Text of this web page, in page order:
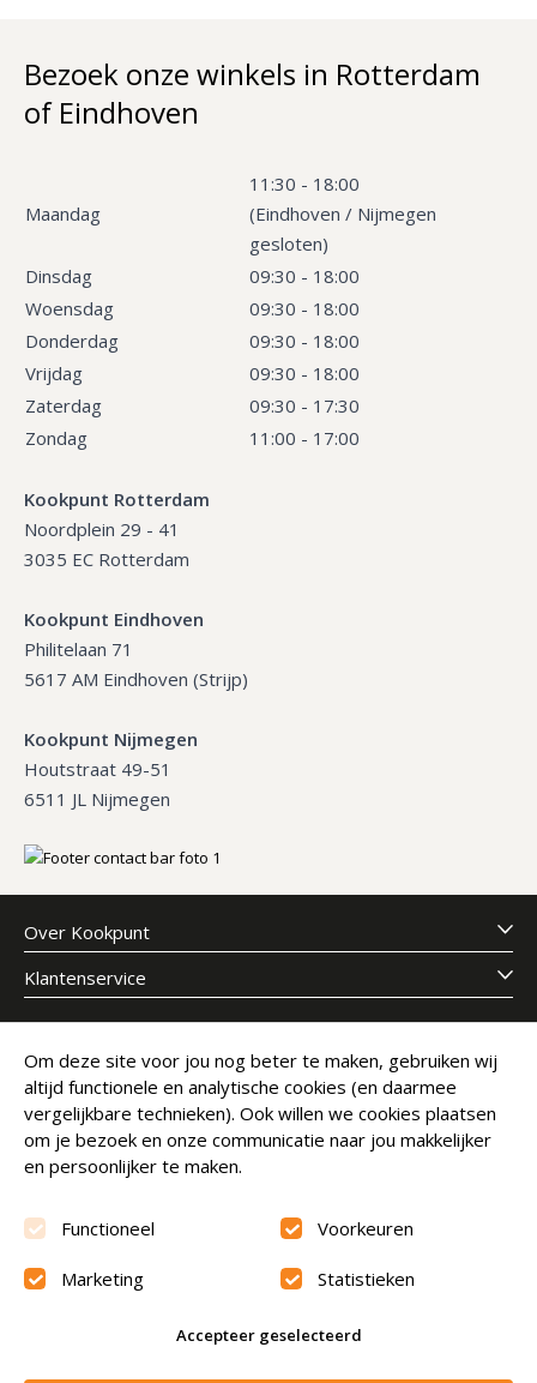
Bezoek onze winkels in Rotterdam
of Eindhoven
Maandag
11:30 - 18:00
(Eindhoven / Nijmegen
gesloten)
Dinsdag
09:30 - 18:00
Woensdag
09:30 - 18:00
Donderdag
09:30 - 18:00
Vrijdag
09:30 - 18:00
Zaterdag
09:30 - 17:30
Zondag
11:00 - 17:00
Kookpunt Rotterdam
Noordplein 29 - 41
3035 EC Rotterdam
Kookpunt Eindhoven
Philitelaan 71
5617 AM Eindhoven (Strijp)
Kookpunt Nijmegen
Houtstraat 49-51
6511 JL Nijmegen
Over Kookpunt
Klantenservice
Meld je aan voor onze nieuwsbrief
E-mailadres
Abonneer
Beoordeling9.6
Om deze site voor jou nog beter te maken, gebruiken wij
altijd functionele en analytische cookies (en daarmee
vergelijkbare technieken). Ook willen we cookies plaatsen
om je bezoek en onze communicatie naar jou makkelijker
en persoonlijker te maken.
Functioneel Voorkeuren
Marketing Statistieken
Accepteer geselecteerd